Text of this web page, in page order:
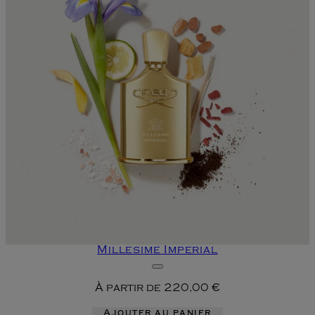
Millesime Imperial
À partir de 220,00 €